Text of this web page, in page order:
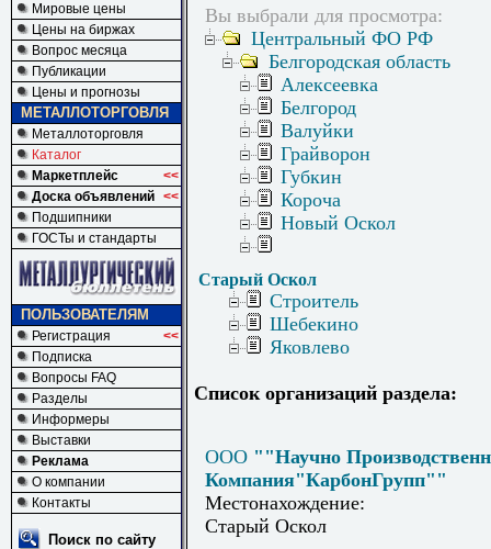
Мировые цены
Цены на биржах
Вопрос месяца
Публикации
Цены и прогнозы
МЕТАЛЛОТОРГОВЛЯ
Металлоторговля
Каталог
Маркетплейс
<<
Доска объявлений <<
Подшипники
ГОСТы и стандарты
ПОЛЬЗОВАТЕЛЯМ
Регистрация
<<
Подписка
Вопросы FAQ
Разделы
Информеры
Выставки
Реклама
О компании
Контакты
Поиск по сайту
Вы выбрали для просмотра:
Центральный ФО РФ
Белгородская область
Алексеевка
Белгород
Валуйки
Грайворон
Губкин
Короча
Новый Оскол
Старый Оскол
Строитель
Шебекино
Яковлево
Список организаций раздела:
ООО ""Научно
Компания"КарбонГрупп""
Местонахождение:
Старый Оскол